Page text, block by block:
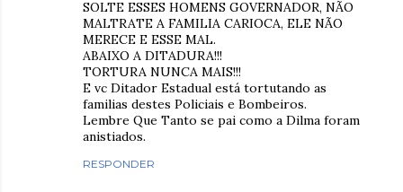
SOLTE ESSES HOMENS GOVERNADOR, NÃO
MALTRATE A FAMILIA CARIOCA, ELE NÃO
MERECE E ESSE MAL.
ABAIXO A DITADURA!!!
TORTURA NUNCA MAIS!!!
E vc Ditador Estadual está tortutando as
familias destes Policiais e Bombeiros.
Lembre Que Tanto se pai como a Dilma foram
anistiados.
RESPONDER